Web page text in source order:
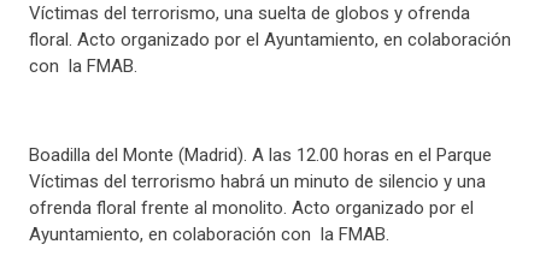
Víctimas del terrorismo, una suelta de globos y ofrenda
floral. Acto organizado por el Ayuntamiento, en colaboración
con la FMAB.
Boadilla del Monte (Madrid). A las 12.00 horas en el Parque
Víctimas del terrorismo habrá un minuto de silencio y una
ofrenda floral frente al monolito. Acto organizado por el
Ayuntamiento, en colaboración con la FMAB.